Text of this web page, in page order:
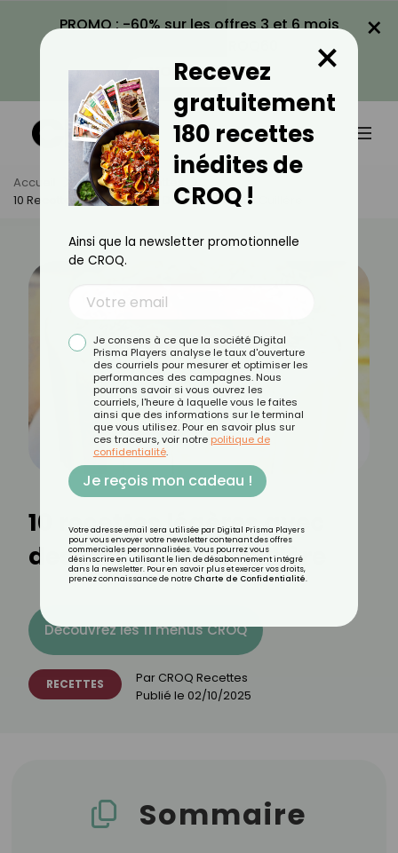
PROMO : -60% sur les offres 3 et 6 mois
VOIR LA PROMO
×
Accueil Actus
Recettes
10 Recettes Légères Avec Des Biscuits À La Cuillère
10 recettes légères avec
des biscuits à la cuillère
Découvrez les 11 menus CROQ
RECETTES Par CROQ Recettes
Publié le 02/10/2025
Sommaire
Recevez
gratuitement
180 recettes
inédites de
CROQ !
×
Ainsi que la newsletter promotionnelle
de CROQ.
Je consens à ce que la société Digital
Prisma Players analyse le taux d'ouverture
des courriels pour mesurer et optimiser les
performances des campagnes. Nous
pourrons savoir si vous ouvrez les
courriels, l'heure à laquelle vous le faites
ainsi que des informations sur le terminal
que vous utilisez. Pour en savoir plus sur
ces traceurs, voir notre politique de
confidentialité.
Je reçois mon cadeau !
Votre adresse email sera utilisée par Digital Prisma Players
pour vous envoyer votre newsletter contenant des offres
commerciales personnalisées. Vous pourrez vous
désinscrire en utilisant le lien de désabonnement intégré
dans la newsletter. Pour en savoir plus et exercer vos droits,
prenez connaissance de notre Charte de Confidentialité.